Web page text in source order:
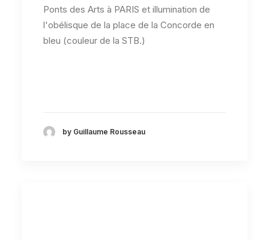
Ponts des Arts à PARIS et illumination de
l'obélisque de la place de la Concorde en
bleu (couleur de la STB.)
by Guillaume Rousseau